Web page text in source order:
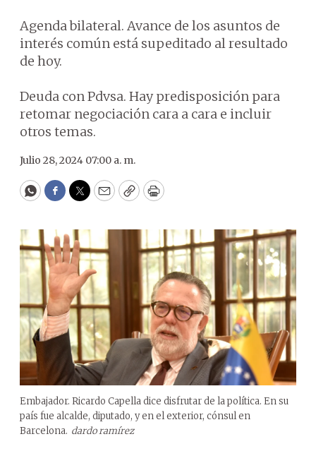
Agenda bilateral. Avance de los asuntos de
interés común está supeditado al resultado
de hoy.
Deuda con Pdvsa. Hay predisposición para
retomar negociación cara a cara e incluir
otros temas.
Julio 28, 2024 07:00 a. m.
WhatsApp
Facebook
Twitter
EmailCopyPrint
Embajador. Ricardo Capella dice disfrutar de la política. En su
país fue alcalde, diputado, y en el exterior, cónsul en
Barcelona. dardo ramírez